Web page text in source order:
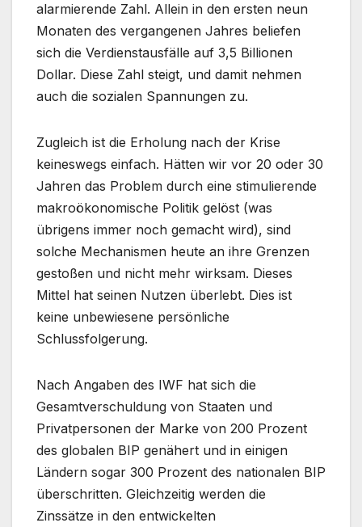
alarmierende Zahl. Allein in den ersten neun
Monaten des vergangenen Jahres beliefen
sich die Verdienstausfälle auf 3,5 Billionen
Dollar. Diese Zahl steigt, und damit nehmen
auch die sozialen Spannungen zu.
Zugleich ist die Erholung nach der Krise
keineswegs einfach. Hätten wir vor 20 oder 30
Jahren das Problem durch eine stimulierende
makroökonomische Politik gelöst (was
übrigens immer noch gemacht wird), sind
solche Mechanismen heute an ihre Grenzen
gestoßen und nicht mehr wirksam. Dieses
Mittel hat seinen Nutzen überlebt. Dies ist
keine unbewiesene persönliche
Schlussfolgerung.
Nach Angaben des IWF hat sich die
Gesamtverschuldung von Staaten und
Privatpersonen der Marke von 200 Prozent
des globalen BIP genähert und in einigen
Ländern sogar 300 Prozent des nationalen BIP
überschritten. Gleichzeitig werden die
Zinssätze in den entwickelten